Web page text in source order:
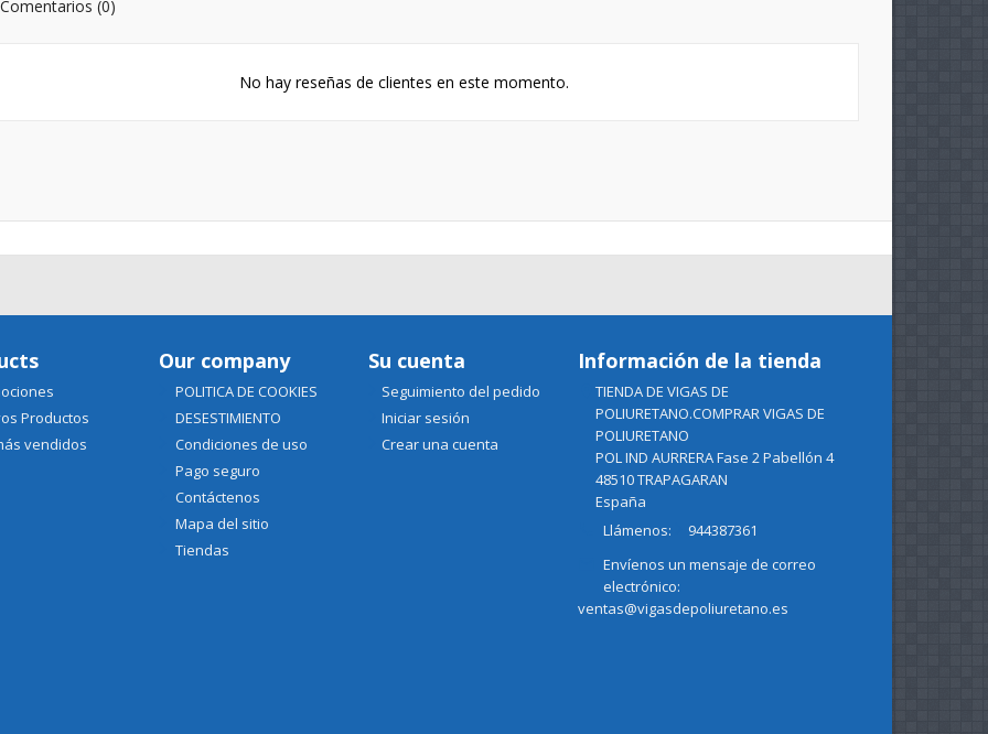
Comentarios (0)
No hay reseñas de clientes en este momento.
Productos
vendidos
Our company
POLITICA DE COOKIES
DESESTIMIENTO
Condiciones de uso
Pago seguro
Contáctenos
Mapa del sitio
Tiendas
Su cuenta
Seguimiento del pedido
Iniciar sesión
Crear una cuenta
Información de la tienda
TIENDA DE VIGAS DE
POLIURETANO.COMPRAR VIGAS DE
POLIURETANO
POL IND AURRERA Fase 2 Pabellón 4
48510 TRAPAGARAN
España
Llámenos: 944387361
Envíenos un mensaje de correo
electrónico:
ventas@vigasdepoliuretano.es